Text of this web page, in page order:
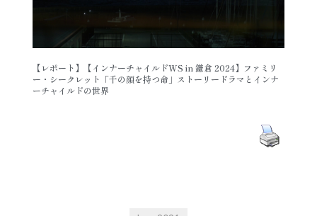
【レポート】【インナーチャイルドWS in 鎌倉 2024】ファミリ
ー・シークレット「千の顔を持つ命」ストーリードラマとインナ
ーチャイルドの世界